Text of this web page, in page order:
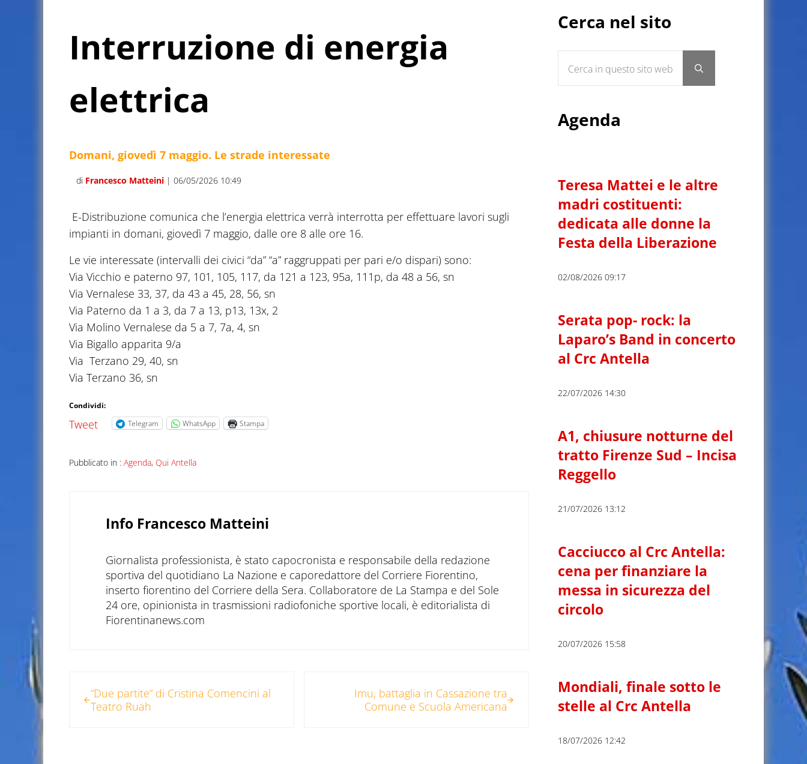
Interruzione di energia
elettrica
Domani, giovedì 7 maggio. Le strade interessate
di Francesco Matteini | 06/05/2026 10:49
E-Distribuzione comunica che l’energia elettrica verrà interrotta per effettuare lavori sugli
impianti in domani, giovedì 7 maggio, dalle ore 8 alle ore 16.
Le vie interessate (intervalli dei civici “da” “a” raggruppati per pari e/o dispari) sono:
Via Vicchio e paterno 97, 101, 105, 117, da 121 a 123, 95a, 111p, da 48 a 56, sn
Via Vernalese 33, 37, da 43 a 45, 28, 56, sn
Via Paterno da 1 a 3, da 7 a 13, p13, 13x, 2
Via Molino Vernalese da 5 a 7, 7a, 4, sn
Via Bigallo apparita 9/a
Via Terzano 29, 40, sn
Via Terzano 36, sn
Condividi:
Tweet Telegram WhatsApp Stampa
Pubblicato in : Agenda, Qui Antella
Info Francesco Matteini
Giornalista professionista, è stato capocronista e responsabile della redazione
sportiva del quotidiano La Nazione e caporedattore del Corriere Fiorentino,
inserto fiorentino del Corriere della Sera. Collaboratore de La Stampa e del Sole
24 ore, opinionista in trasmissioni radiofoniche sportive locali, è editorialista di
Fiorentinanews.com
“Due partite” di Cristina Comencini al
Teatro Ruah
Imu, battaglia in Cassazione tra
Comune e Scuola Americana
Cerca nel sito
Submit search
Agenda
Teresa Mattei e le altre
madri costituenti:
dedicata alle donne la
Festa della Liberazione
02/08/2026 09:17
Serata pop- rock: la
Laparo’s Band in concerto
al Crc Antella
22/07/2026 14:30
A1, chiusure notturne del
tratto Firenze Sud – Incisa
Reggello
21/07/2026 13:12
Cacciucco al Crc Antella:
cena per finanziare la
messa in sicurezza del
circolo
20/07/2026 15:58
Mondiali, finale sotto le
stelle al Crc Antella
18/07/2026 12:42